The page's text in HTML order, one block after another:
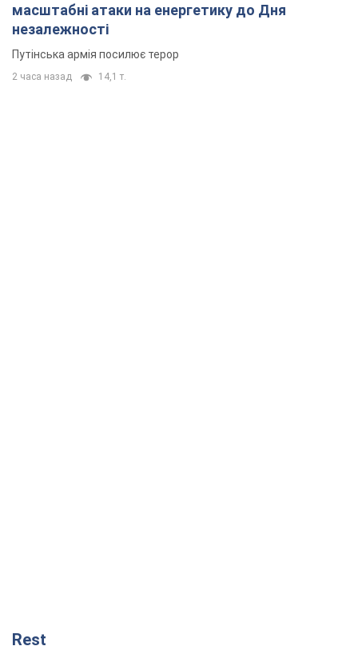
масштабні атаки на енергетику до Дня
незалежності
Путінська армія посилює терор
2 часа назад 14,1 т.
Rest